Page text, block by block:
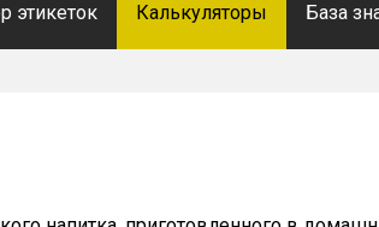
этикеток Калькуляторы База